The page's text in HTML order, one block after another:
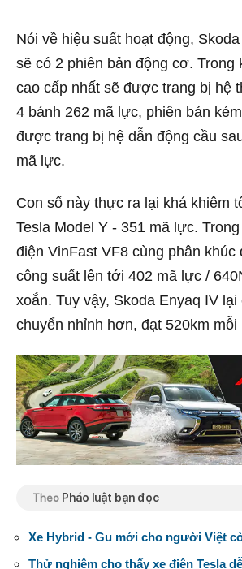
Nói về hiệu suất hoạt động,
sẽ có 2 phiên bản động cơ. Trong
cao cấp nhất sẽ được trang bị hệ
4 bánh 262 mã lực, phiên bản
được trang bị hệ dẫn động cầu
mã lực.
Con số này thực ra lại khá khiêm
Tesla Model Y - 351 mã lực.
điện VinFast VF8 cùng phân khúc
công suất lên tới 402 mã lực /
xoắn. Tuy vậy, Skoda Enyaq IV
chuyển nhỉnh hơn, đạt 520km mỗi
Theo Pháo luật bạn đọc
Xe Hybrid - Gu mới cho người Việt
Thử nghiệm cho thấy xe điện Tesla